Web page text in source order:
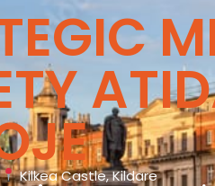
Kilkea Castle, Kildare